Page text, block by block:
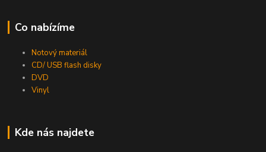
Co nabízíme
Notový materiál
CD/ USB flash disky
DVD
Vinyl
Kde nás najdete